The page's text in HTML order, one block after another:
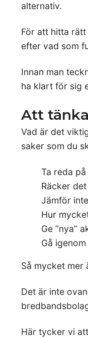
alternativ.
För att hitta
efter vad som
Innan man
ha klart för sig
Att
Vad är det
saker som du
Ta reda
Räcker
Jämför
Hur
Ge ”nya”
Gå
Så mycket mer
Det är inte
Här tycker vi